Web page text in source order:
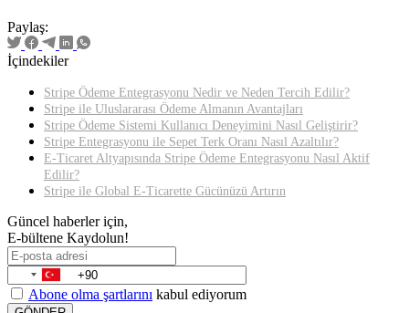
Paylaş:
İçindekiler
Stripe Ödeme Entegrasyonu Nedir ve Neden Tercih Edilir?
Stripe ile Uluslararası Ödeme Almanın Avantajları
Stripe Ödeme Sistemi Kullanıcı Deneyimini Nasıl Geliştirir?
Stripe Entegrasyonu ile Sepet Terk Oranı Nasıl Azaltılır?
E-Ticaret Altyapısında Stripe Ödeme Entegrasyonu Nasıl Aktif
Edilir?
Stripe ile Global E-Ticarette Gücünüzü Artırın
Güncel haberler için,
E-bültene Kaydolun!
Abone olma şartlarını kabul ediyorum